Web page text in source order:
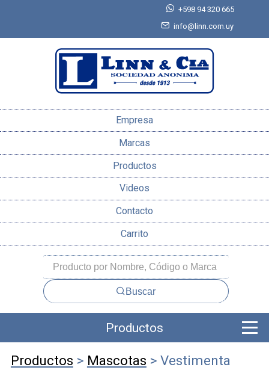
+598 94 320 665
info@linn.com.uy
Empresa
Marcas
Productos
Videos
Contacto
Carrito
Buscar
Productos
Productos > Mascotas > Vestimenta